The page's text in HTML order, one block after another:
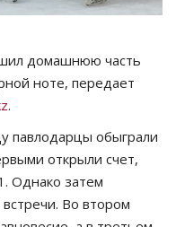
домашнюю часть
ноте, передает
.
павлодарцы обыграли
открыли счет,
Однако затем
Во втором